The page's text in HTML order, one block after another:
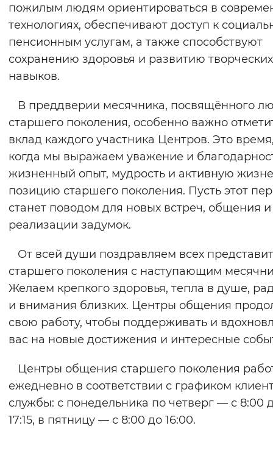
пожилым людям ориентироваться в
технологиях, обеспечивают доступ к
пенсионным услугам, а также способствуют
сохранению здоровья и развитию творческих
навыков.
В преддверии месячника, посвящённого
старшего поколения, особенно важно
вклад каждого участника Центров. Это
когда мы выражаем уважение и
жизненный опыт, мудрость и активную
позицию старшего поколения. Пусть этот
станет поводом для новых встреч, общения и
реализации задумок.
От всей души поздравляем всех
старшего поколения с наступающим
Желаем крепкого здоровья, тепла в душе,
и внимания близких. Центры общения
свою работу, чтобы поддерживать и
вас на новые достижения и интересные
Центры общения старшего поколения
ежедневно в соответствии с графиком
службы: с понедельника по четверг — с 8:00
17:15, в пятницу — с 8:00 до 16:00.